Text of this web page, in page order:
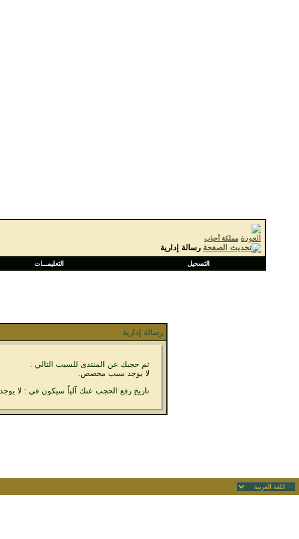
مملكة أحباب
رسالة إدارية
التسجيل التعليمـــات
رسالة إدارية
تم حجبك عن المنتدى للسبب التالي :
لا يوجد سبب مخصص.
تاريخ رفع الحجب عنك آلياً سيكون في : لا يوجد